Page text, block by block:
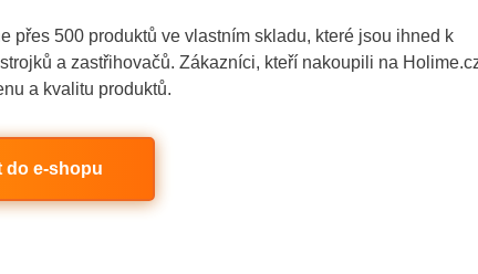
přes 500 produktů ve vlastním skladu, které jsou ihned k
a zastřihovačů. Zákazníci, kteří nakoupili na
a kvalitu produktů.
do e-shopu